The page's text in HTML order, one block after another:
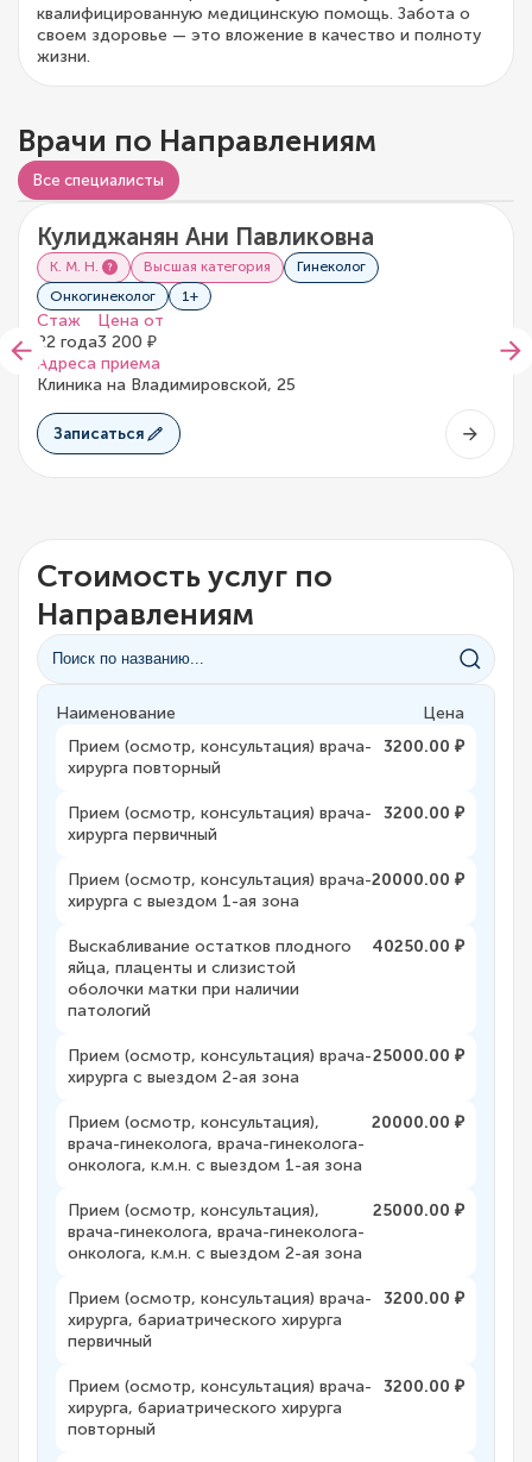
квалифицированную медицинскую помощь. Забота о
своем здоровье — это вложение в качество и полноту
жизни.
Врачи по Направлениям
Все специалисты
5/5
5 отзывов
Видео о враче
Кулиджанян Ани Павликовна
К. М. Н. Высшая категория
Гинеколог
Онкогинеколог
1+
Стаж
22 года
Цена от
3 200 ₽
Адреса приема
Клиника на Владимировской, 25
Записаться
Стоимость услуг по
Направлениям
Наименование
Цена
Прием (осмотр, консультация) врача-
хирурга повторный
3200.00 ₽
Прием (осмотр, консультация) врача-
хирурга первичный
3200.00 ₽
Прием (осмотр, консультация) врача-
хирурга с выездом 1-ая зона
20000.00 ₽
Выскабливание остатков плодного
яйца, плаценты и слизистой
оболочки матки при наличии
патологий
40250.00 ₽
Прием (осмотр, консультация) врача-
хирурга с выездом 2-ая зона
25000.00 ₽
Прием (осмотр, консультация),
врача-гинеколога, врача-гинеколога-
онколога, к.м.н. с выездом 1-ая зона
20000.00 ₽
Прием (осмотр, консультация),
врача-гинеколога, врача-гинеколога-
онколога, к.м.н. с выездом 2-ая зона
25000.00 ₽
Прием (осмотр, консультация) врача-
хирурга, бариатрического хирурга
первичный
3200.00 ₽
Прием (осмотр, консультация) врача-
хирурга, бариатрического хирурга
повторный
3200.00 ₽